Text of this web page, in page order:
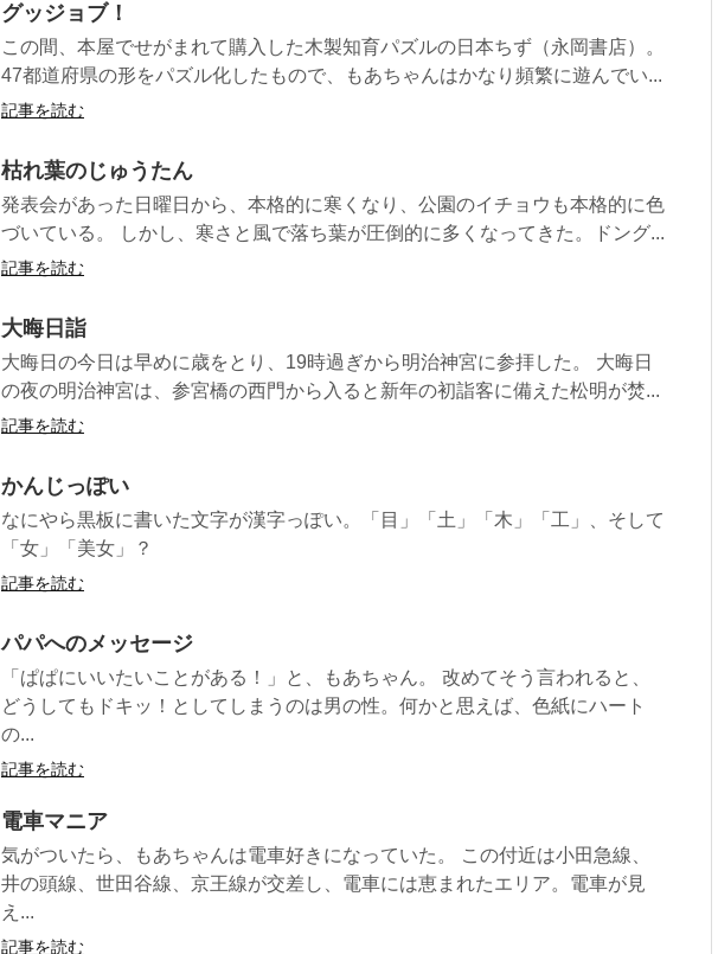
グッジョブ！
この間、本屋でせがまれて購入した木製知育パズルの日本ちず（永岡書店）。
47都道府県の形をパズル化したもので、もあちゃんはかなり頻繁に遊んでい...
記事を読む
枯れ葉のじゅうたん
発表会があった日曜日から、本格的に寒くなり、公園のイチョウも本格的に色
づいている。 しかし、寒さと風で落ち葉が圧倒的に多くなってきた。ドング...
記事を読む
大晦日詣
大晦日の今日は早めに歳をとり、19時過ぎから明治神宮に参拝した。 大晦日
の夜の明治神宮は、参宮橋の西門から入ると新年の初詣客に備えた松明が焚...
記事を読む
かんじっぽい
なにやら黒板に書いた文字が漢字っぽい。「目」「土」「木」「工」、そして
「女」「美女」？
記事を読む
パパへのメッセージ
「ぱぱにいいたいことがある！」と、もあちゃん。 改めてそう言われると、
どうしてもドキッ！としてしまうのは男の性。何かと思えば、色紙にハート
の...
記事を読む
電車マニア
気がついたら、もあちゃんは電車好きになっていた。 この付近は小田急線、
井の頭線、世田谷線、京王線が交差し、電車には恵まれたエリア。電車が見
え...
記事を読む